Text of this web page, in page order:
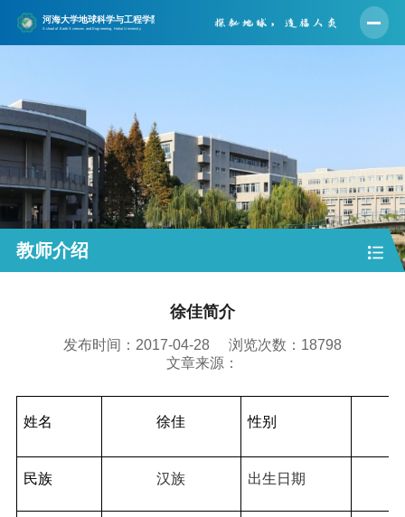
学院概况
师资队伍
人才培养
学科建设
科学研究
实验中心
校友之家
教师介绍
徐佳简介
发布时间：2017-04-28 浏览次数： 18798
文章来源：
姓名 徐佳 性别
民族 汉族 出生日期